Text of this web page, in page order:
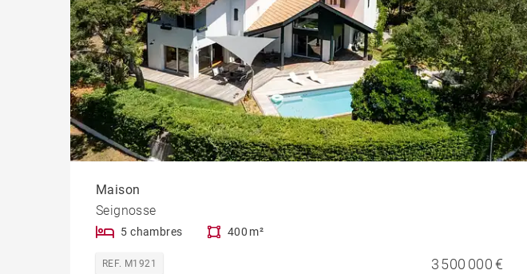
Maison
Seignosse
5 chambres 400 m²
REF. M1921 3 500 000 €